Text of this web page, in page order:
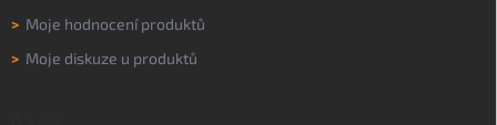
> Moje hodnocení produktů
> Moje diskuze u produktů